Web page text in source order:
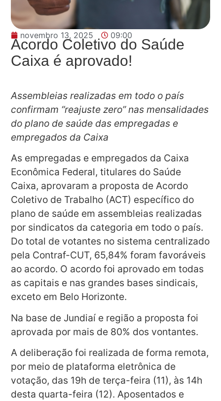
novembro 13, 2025 09:00
Acordo Coletivo do Saúde
Caixa é aprovado!
Assembleias realizadas em todo o país
confirmam “reajuste zero” nas mensalidades
do plano de saúde das empregadas e
empregados da Caixa
As empregadas e empregados da Caixa
Econômica Federal, titulares do Saúde
Caixa, aprovaram a proposta de Acordo
Coletivo de Trabalho (ACT) específico do
plano de saúde em assembleias realizadas
por sindicatos da categoria em todo o país.
Do total de votantes no sistema centralizado
pela Contraf-CUT, 65,84% foram favoráveis
ao acordo. O acordo foi aprovado em todas
as capitais e nas grandes bases sindicais,
exceto em Belo Horizonte.
Na base de Jundiaí e região a proposta foi
aprovada por mais de 80% dos vontantes.
A deliberação foi realizada de forma remota,
por meio de plataforma eletrônica de
votação, das 19h de terça-feira (11), às 14h
desta quarta-feira (12). Aposentados e